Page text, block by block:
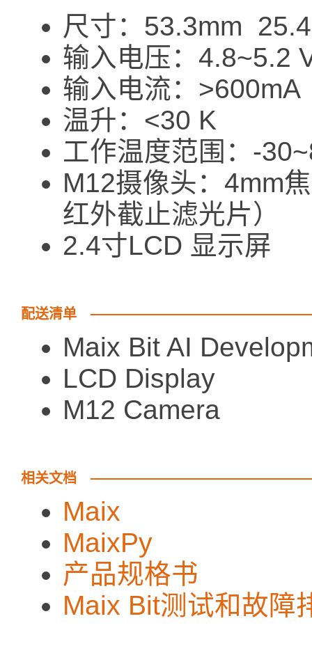
尺寸：53.3mm
输入电压：4.8~5.2
输入电流：>600mA
温升：<30 K
工作温度范围：-
M12摄像头：4mm
红外截止滤光片）
2.4寸LCD 显示屏
配送清单
Maix Bit AI
LCD Display
M12 Camera
相关文档
Maix
MaixPy
产品规格书
Maix Bit测试和故障